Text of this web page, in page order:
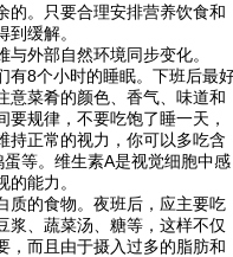
的。只要合理安排营养饮食和
缓解。
外部自然环境同步变化。
8个小时的睡眠。下班后最
意菜肴的颜色、香气、味道和
规律，不要吃饱了睡一天，
持正常的视力，你可以多吃含
等。维生素A是视觉细胞中感
能力。
的食物。夜班后，应主要吃
浆、蔬菜汤、糖等，这样不仅
，而且由于摄入过多的脂肪和